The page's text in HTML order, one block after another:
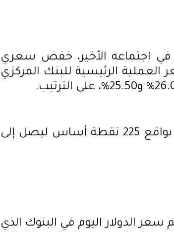
في اجتماعه الأخير، خفض سعري
العملية الرئيسية للبنك المركزي
كما قرر خفض سعر الائتمان والخصم بواقع 225 نقطة أساس ليصل إلى
الدولار اليوم في البنوك الذي